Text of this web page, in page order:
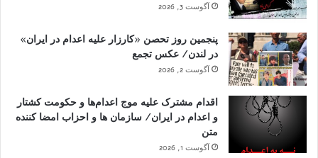
آگوست 3, 2026
پنجمین روز تحصن «کارزار علیه اعدام در ایران»
در لندن/ عکس تجمع
آگوست 2, 2026
اقدام مشترک علیه موج اعدام‌ها و حکومت کشتار
و اعدام در ایران/ سازمان ها و احزاب امضا کننده
متن
آگوست 1, 2026